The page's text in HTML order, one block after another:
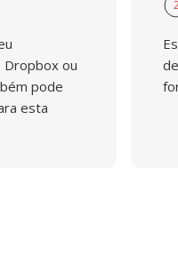
Dropbox ou
pode
esta